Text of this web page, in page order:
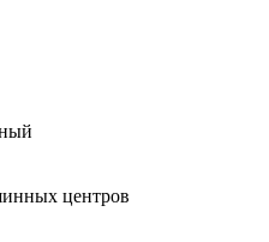
центров